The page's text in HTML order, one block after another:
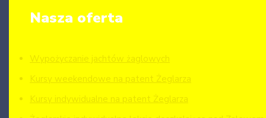
Nasza oferta
Wypożyczanie jachtów żaglowych
Kursy weekendowe na patent Żeglarza
Kursy indywidualne na patent Żeglarza